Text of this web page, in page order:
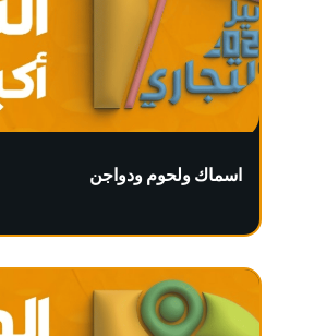
اسماك ولحوم ودواجن